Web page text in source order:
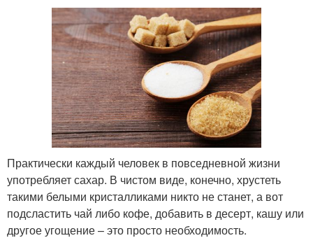
Практически каждый человек в повседневной жизни
употребляет сахар. В чистом виде, конечно, хрустеть
такими белыми кристалликами никто не станет, а вот
подсластить чай либо кофе, добавить в десерт, кашу или
другое угощение – это просто необходимость.